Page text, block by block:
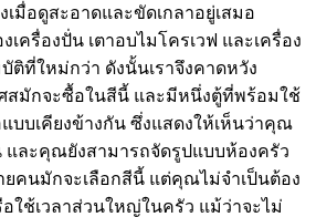
มื่อดูสะอาดและขัดเกลาอยู่เสมอ
รื่องปั่น เตาอบไมโครเวฟ และเครื่อง
ที่ใหม่กว่า ดังนั้นเราจึงคาดหวัง
สมักจะซื้อในสีนี้ และมีหนึ่งตู้ที่พร้อมใช้
บบเคียงข้างกัน ซึ่งแสดงให้เห็นว่าคุณ
และคุณยังสามารถจัดรูปแบบห้องครัว
คนมักจะเลือกสีนี้ แต่คุณไม่จำเป็นต้อง
ใช้เวลาส่วนใหญ่ในครัว แม้ว่าจะไม่